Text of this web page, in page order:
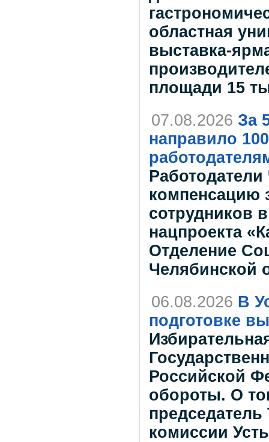
областная
выставка-
площади 15
07.08.2026 За
направило
компенсацию
сотрудников
нацпроекта
Отделение
Челябинской
06.08.2026 В
подготовке
Российской
обороты. О
комиссии